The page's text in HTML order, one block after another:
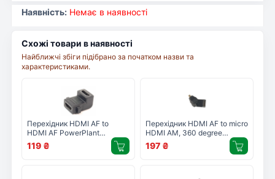
Наявність: Немає в наявності
Схожі товари в наявності
Найближчі збіги підібрано за початком назви та
характеристиками.
Перехідник HDMI AF to
HDMI AF PowerPlant
(KD00AS1304)
119 ₴
Перехідник HDMI AF to micro
HDMI AM, 360 degree
PowerPlant (CA910618)
197 ₴